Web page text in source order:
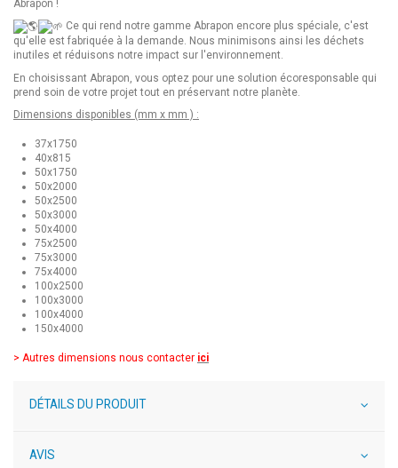
Abrapon !
Ce qui rend notre gamme Abrapon encore plus spéciale, c'est
qu'elle est fabriquée à la demande. Nous minimisons ainsi les déchets
inutiles et réduisons notre impact sur l'environnement.
En choisissant Abrapon, vous optez pour une solution écoresponsable qui
prend soin de votre projet tout en préservant notre planète.
Dimensions disponibles (mm x mm ) :
37x1750
40x815
50x1750
50x2000
50x2500
50x3000
50x4000
75x2500
75x3000
75x4000
100x2500
100x3000
100x4000
150x4000
> Autres dimensions nous contacter ici
DÉTAILS DU PRODUIT
AVIS